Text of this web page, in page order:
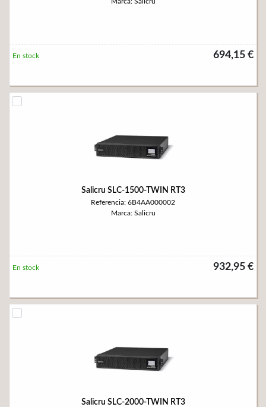
694,15 €
En stock
Salicru SLC-1500-TWIN RT3
Referencia: 6B4AA000002
Marca: Salicru
932,95 €
En stock
Salicru SLC-2000-TWIN RT3